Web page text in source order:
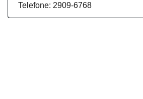
Telefone: 2909-6768